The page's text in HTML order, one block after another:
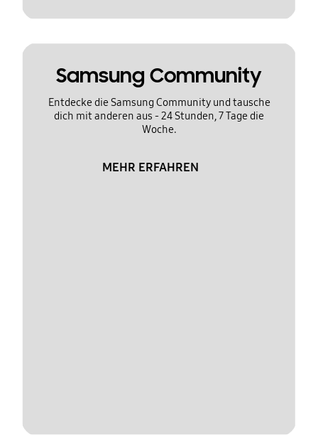
Samsung Community
Entdecke die Samsung Community und tausche
dich mit anderen aus - 24 Stunden, 7 Tage die
Woche.
MEHR ERFAHREN